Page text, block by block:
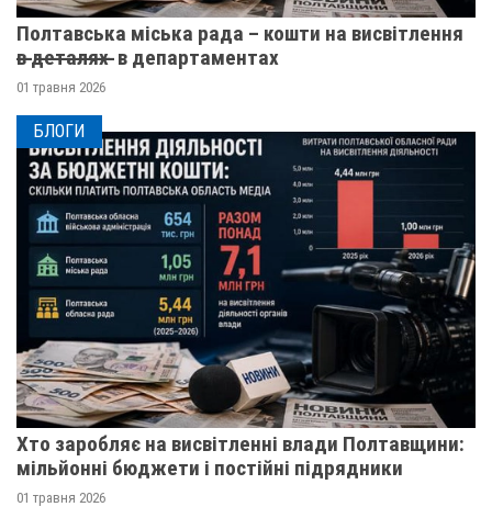
Полтавська міська рада – кошти на висвітлення
в̶ ̶д̶е̶т̶а̶л̶я̶х̶ ̶ в департаментах
01 травня 2026
БЛОГИ
Хто заробляє на висвітленні влади Полтавщини:
мільйонні бюджети і постійні підрядники
01 травня 2026